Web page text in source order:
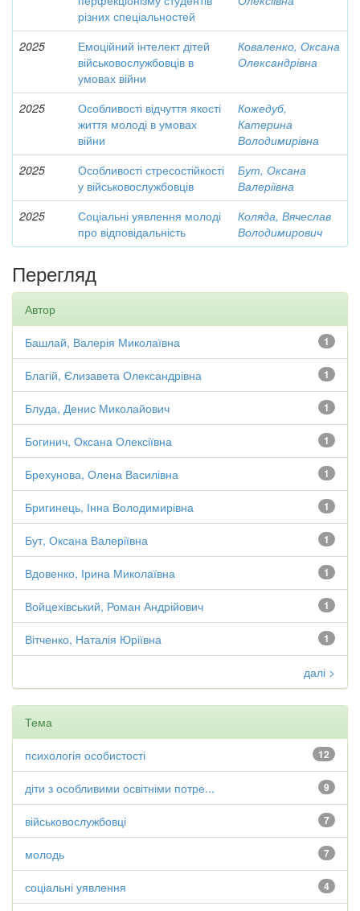
різних спеціальностей
2025
Емоційний інтелект дітей
військовослужбовців в
умовах війни
Коваленко, Оксана
Олександрівна
2025
Особливості відчуття якості
життя молоді в умовах
війни
Кожедуб,
Катерина
Володимирівна
2025
Особливості стресостійкості
у військовослужбовців
Бут, Оксана
Валеріївна
2025
Соціальні уявлення молоді
про відповідальність
Коляда, Вячеслав
Володимирович
Перегляд
Автор
1
Башлай, Валерія Миколаївна
1
Благій, Єлизавета Олександрівна
1
Блуда, Денис Миколайович
1
Богинич, Оксана Олексіївна
1
Брехунова, Олена Василівна
1
Бригинець, Інна Володимирівна
1
Бут, Оксана Валеріївна
1
Вдовенко, Ірина Миколаївна
1
Войцехівський, Роман Андрійович
1
Вітченко, Наталія Юріївна
далі >
Тема
12
психологія особистості
9
діти з особливими освітніми потре...
7
військовослужбовці
7
молодь
4
соціальні уявлення